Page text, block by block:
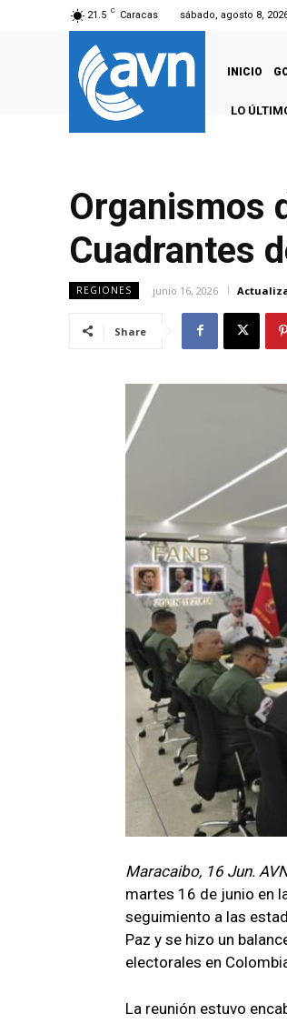
21.5 C Caracas sábado, agosto 8,
INICIO
LO
Organismos
Cuadrantes
REGIONES junio 16, 2026
Share
Maracaibo, 16 Jun.
martes 16 de junio en
seguimiento a las
Paz y se hizo un
electorales en
La reunión estuvo